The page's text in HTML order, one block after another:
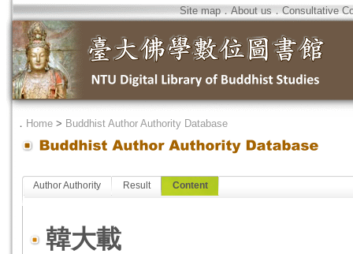
Site map．About us．Consultative
． Home > Buddhist Author Authority Database
Author Authority Result Content
韓大載